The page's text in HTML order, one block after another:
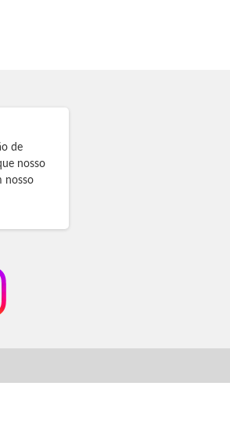
de
nosso
nosso